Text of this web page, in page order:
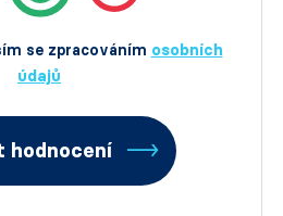
se zpracováním osobních
údajů
hodnocení